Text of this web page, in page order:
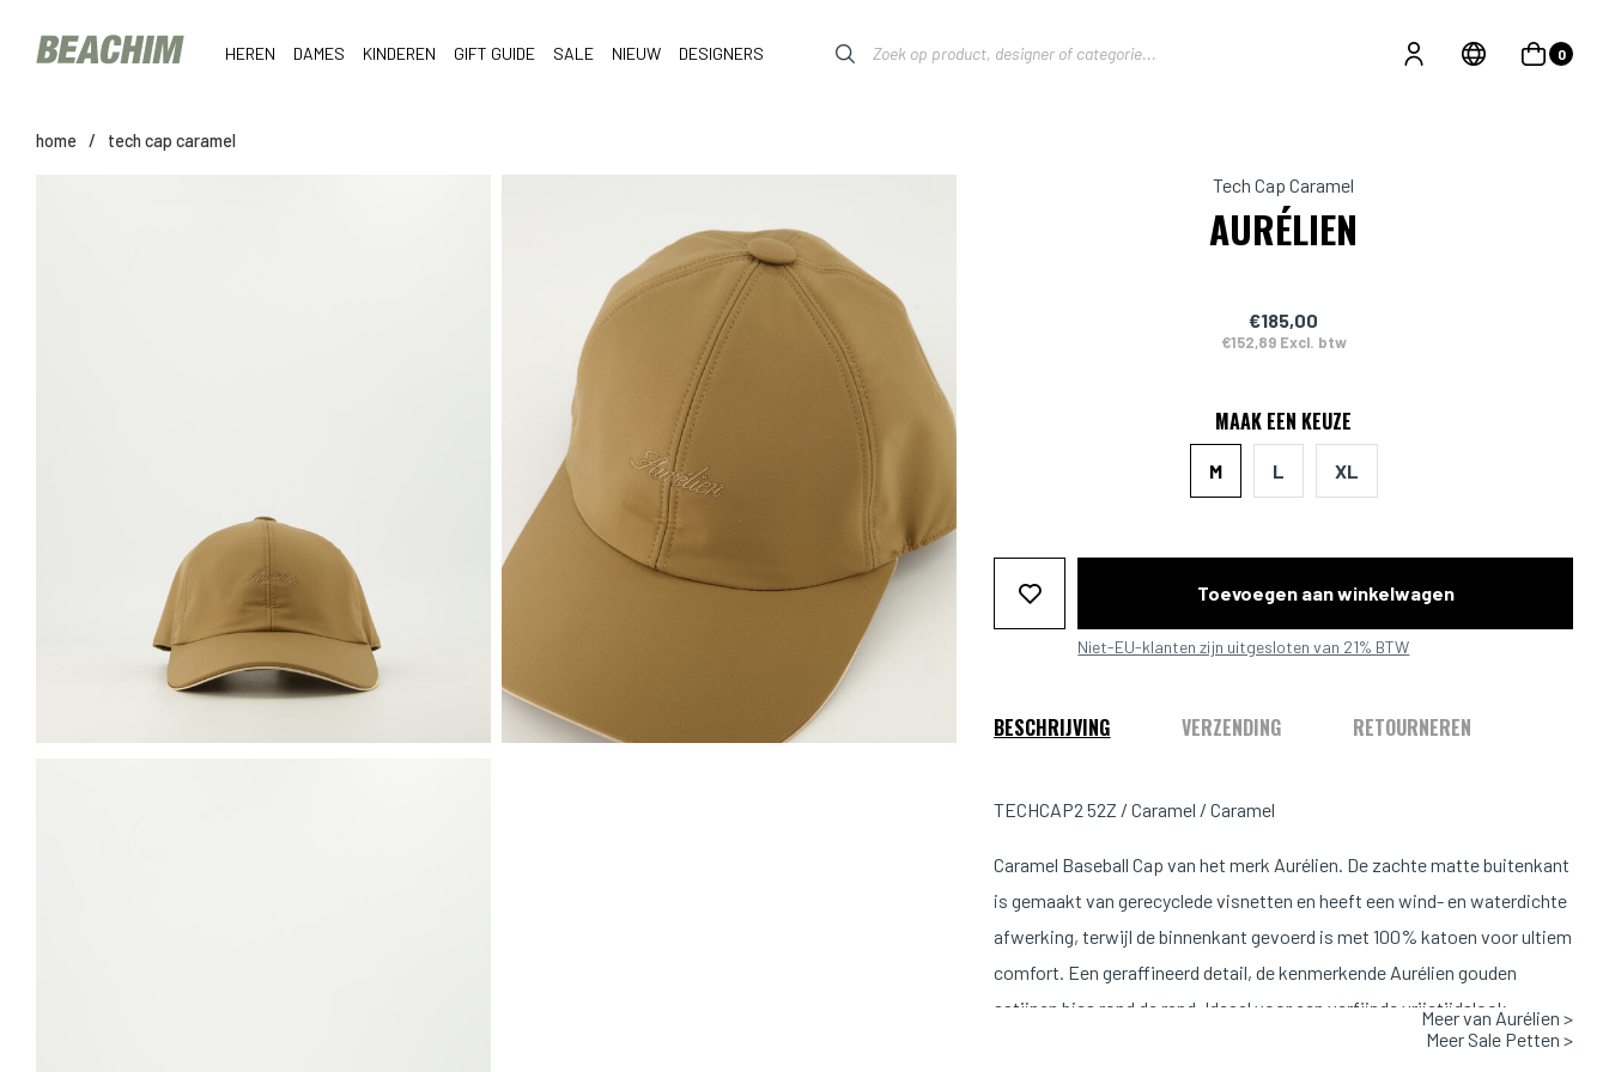
HEREN DAMES KINDEREN GIFT GUIDE SALE NIEUW DESIGNERS 0
home / tech cap caramel
Tech Cap Caramel
AURÉLIEN
€185,00
€152,89 Excl. btw
MAAK EEN KEUZE
M L XL
Toevoegen aan winkelwagen
Niet-EU-klanten zijn uitgesloten van 21% BTW
BESCHRIJVING VERZENDING RETOURNEREN
TECHCAP2 52Z / Caramel / Caramel
Caramel Baseball Cap van het merk Aurélien. De zachte matte buitenkant
is gemaakt van gerecyclede visnetten en heeft een wind- en waterdichte
afwerking, terwijl de binnenkant gevoerd is met 100% katoen voor ultiem
comfort. Een geraffineerd detail, de kenmerkende Aurélien gouden
satijnen bies rond de rand. Ideaal voor een verfijnde vrijetijdslook.
Meer van Aurélien >
Meer Sale Petten >